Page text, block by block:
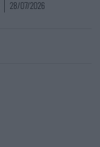
28/07/2026